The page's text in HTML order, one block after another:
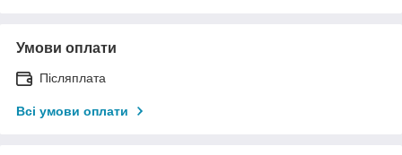
Умови оплати
Післяплата
Всі умови оплати